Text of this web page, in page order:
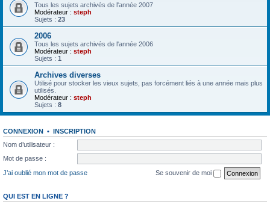
Tous les sujets archivés de l'année 2007
Modérateur : steph
Sujets : 23
2006
Tous les sujets archivés de l'année 2006
Modérateur : steph
Sujets : 1
Archives diverses
Utilisé pour stocker les vieux sujets, pas forcément liés à une année mais plus
utilisés.
Modérateur : steph
Sujets : 8
CONNEXION • INSCRIPTION
Nom d’utilisateur :
Mot de passe :
J’ai oublié mon mot de passe
Se souvenir de moi
QUI EST EN LIGNE ?